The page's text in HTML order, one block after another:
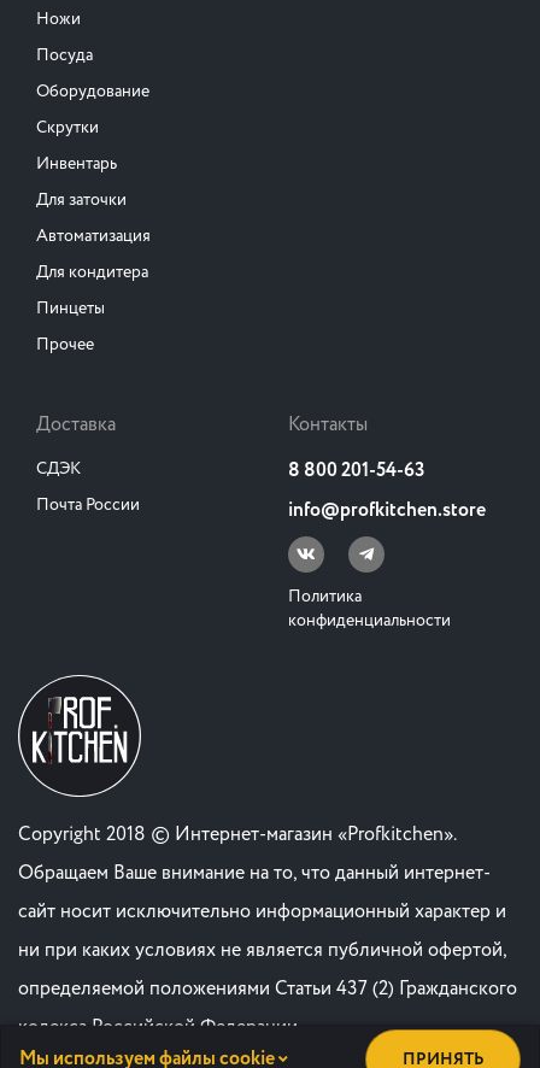
Ножи
Посуда
Оборудование
Скрутки
Инвентарь
Для заточки
Автоматизация
Для кондитера
Пинцеты
Прочее
Доставка
СДЭК
Почта России
Контакты
8 800 201-54-63
info@profkitchen.store
Политика
конфиденциальности
Copyright 2018 © Интернет-магазин «Profkitchen».
Обращаем Ваше внимание на то, что данный интернет-
сайт носит исключительно информационный характер и
ни при каких условиях не является публичной офертой,
определяемой положениями Статьи 437 (2) Гражданского
кодекса Российской Федерации. .
Мы используем файлы cookie
ПРИНЯТЬ